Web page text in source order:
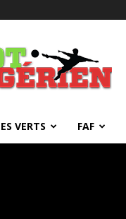
FOOTALGERIEN
VERTS FAF